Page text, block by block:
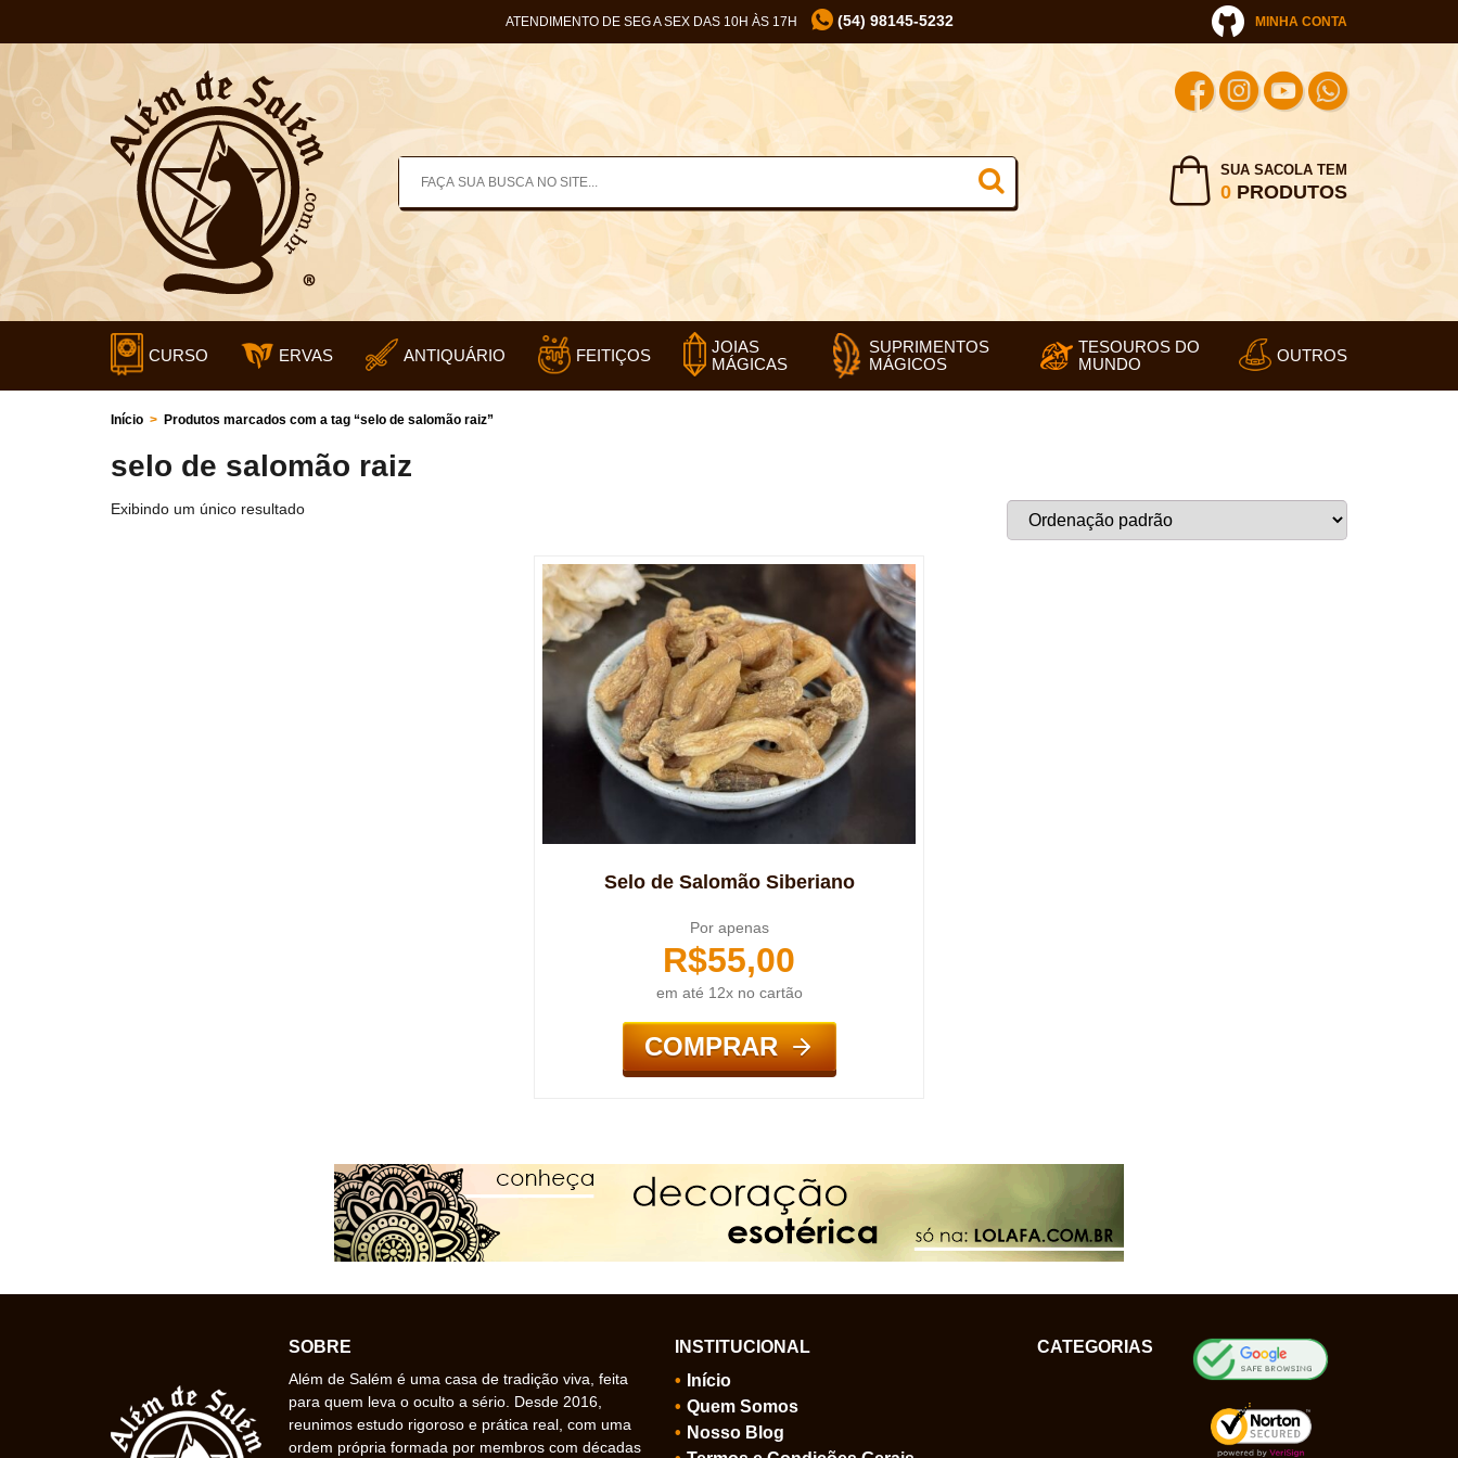
ATENDIMENTO DE SEG A SEX DAS 10H ÀS 17H (54) 98145-5232 MINHA CONTA
SUA SACOLA TEM
0PRODUTOS
CURSO ERVAS ANTIQUÁRIO FEITIÇOS
JOIAS
MÁGICAS
SUPRIMENTOS
MÁGICOS
TESOUROS DO
MUNDO
OUTROS
Início > Produtos marcados com a tag “selo de salomão raiz”
selo de salomão raiz
Exibindo um único resultado
Selo de Salomão Siberiano
Por apenas
R$55,00
em até 12x no cartão
COMPRAR
SOBRE
Além de Salém é uma casa de tradição viva, feita
para quem leva o oculto a sério. Desde 2016,
reunimos estudo rigoroso e prática real, com uma
ordem própria formada por membros com décadas
INSTITUCIONAL
Início
Quem Somos
Nosso Blog
CATEGORIAS